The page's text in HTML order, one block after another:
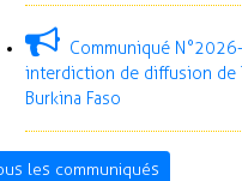
Communiqué
interdiction de diffusion de
Burkina Faso
les communiqués